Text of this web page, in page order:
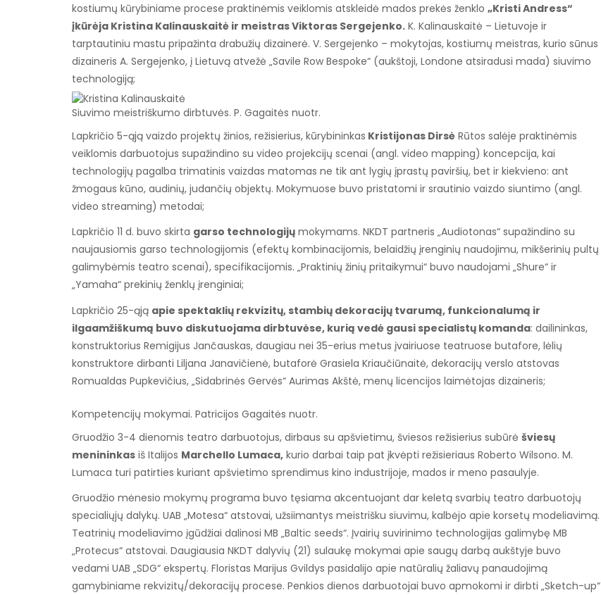
kostiumų kūrybiniame procese praktinėmis veiklomis atskleidė mados prekės ženklo „Kristi Andress“
įkūrėja Kristina Kalinauskaitė ir meistras Viktoras Sergejenko. K. Kalinauskaitė – Lietuvoje ir
tarptautiniu mastu pripažinta drabužių dizainerė. V. Sergejenko – mokytojas, kostiumų meistras, kurio sūnus
dizaineris A. Sergejenko, į Lietuvą atvežė „Savile Row Bespoke“ (aukštoji, Londone atsiradusi mada) siuvimo
technologiją;
Siuvimo meistriškumo dirbtuvės. P. Gagaitės nuotr.
Lapkričio 5-ąją vaizdo projektų žinios, režisierius, kūrybininkas Kristijonas Dirsė Rūtos salėje praktinėmis
veiklomis darbuotojus supažindino su video projekcijų scenai (angl. video mapping) koncepcija, kai
technologijų pagalba trimatinis vaizdas matomas ne tik ant lygių įprastų paviršių, bet ir kiekvieno: ant
žmogaus kūno, audinių, judančių objektų. Mokymuose buvo pristatomi ir srautinio vaizdo siuntimo (angl.
video streaming) metodai;
Lapkričio 11 d. buvo skirta garso technologijų mokymams. NKDT partneris „Audiotonas“ supažindino su
naujausiomis garso technologijomis (efektų kombinacijomis, belaidžių įrenginių naudojimu, mikšerinių pultų
galimybėmis teatro scenai), specifikacijomis. „Praktinių žinių pritaikymui“ buvo naudojami „Shure“ ir
„Yamaha“ prekinių ženklų įrenginiai;
Lapkričio 25-ąją apie spektaklių rekvizitų, stambių dekoracijų tvarumą, funkcionalumą ir
ilgaamžiškumą buvo diskutuojama dirbtuvėse, kurią vedė gausi specialistų komanda: dailininkas,
konstruktorius Remigijus Jančauskas, daugiau nei 35-erius metus įvairiuose teatruose butafore, lėlių
konstruktore dirbanti Liljana Janavičienė, butaforė Grasiela Kriaučiūnaitė, dekoracijų verslo atstovas
Romualdas Pupkevičius, „Sidabrinės Gervės“ Aurimas Akštė, menų licencijos laimėtojas dizaineris;
Kompetencijų mokymai. Patricijos Gagaitės nuotr.
Gruodžio 3-4 dienomis teatro darbuotojus, dirbaus su apšvietimu, šviesos režisierius subūrė šviesų
menininkas iš Italijos Marchello Lumaca, kurio darbai taip pat įkvėpti režisieriaus Roberto Wilsono. M.
Lumaca turi patirties kuriant apšvietimo sprendimus kino industrijoje, mados ir meno pasaulyje.
Gruodžio mėnesio mokymų programa buvo tęsiama akcentuojant dar keletą svarbių teatro darbuotojų
specialiųjų dalykų. UAB „Motesa“ atstovai, užsiimantys meistrišku siuvimu, kalbėjo apie korsetų modeliavimą.
Teatrinių modeliavimo įgūdžiai dalinosi MB „Baltic seeds“. Įvairių suvirinimo technologijas galimybę MB
„Protecus“ atstovai. Daugiausia NKDT dalyvių (21) sulaukę mokymai apie saugų darbą aukštyje buvo
vedami UAB „SDG“ ekspertų. Floristas Marijus Gvildys pasidalijo apie natūralių žaliavų panaudojimą
gamybiniame rekvizitų/dekoracijų procese. Penkios dienos darbuotojai buvo apmokomi ir dirbti „Sketch-up“